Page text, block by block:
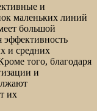
и
маленьких линий
большой
эффективность
и средних
того, благодаря
и
их